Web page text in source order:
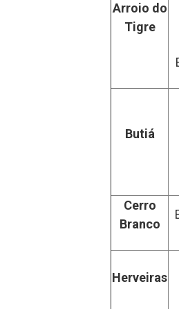
Arroio do
Tigre
Butiá
Cerro
Branco
Herveiras